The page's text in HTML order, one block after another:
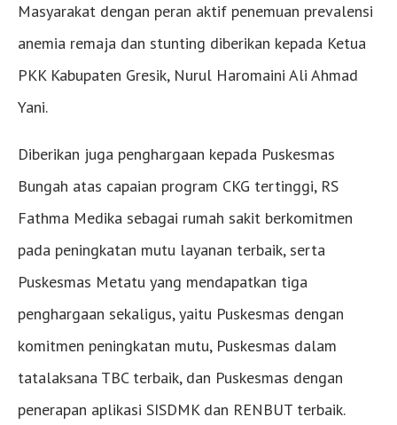
Masyarakat dengan peran aktif penemuan prevalensi
anemia remaja dan stunting diberikan kepada Ketua
PKK Kabupaten Gresik, Nurul Haromaini Ali Ahmad
Yani.
Diberikan juga penghargaan kepada Puskesmas
Bungah atas capaian program CKG tertinggi, RS
Fathma Medika sebagai rumah sakit berkomitmen
pada peningkatan mutu layanan terbaik, serta
Puskesmas Metatu yang mendapatkan tiga
penghargaan sekaligus, yaitu Puskesmas dengan
komitmen peningkatan mutu, Puskesmas dalam
tatalaksana TBC terbaik, dan Puskesmas dengan
penerapan aplikasi SISDMK dan RENBUT terbaik.